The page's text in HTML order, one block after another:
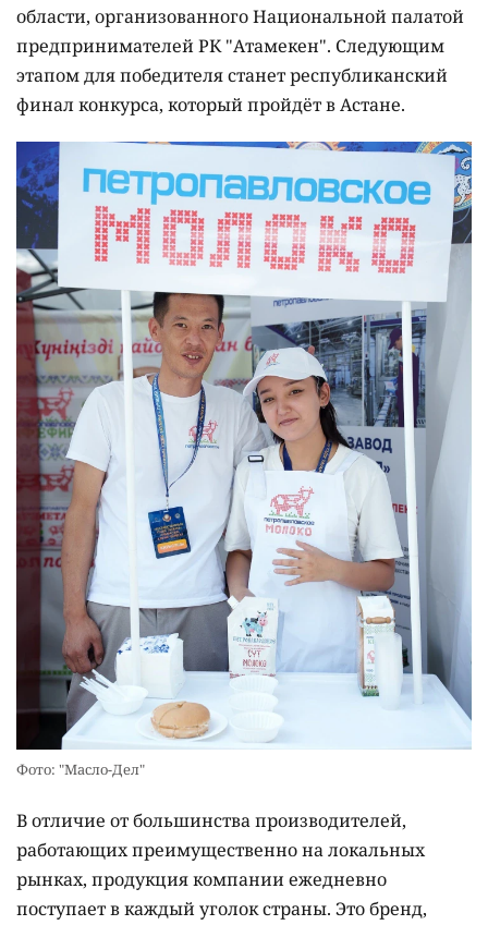
области, организованного Национальной палатой
предпринимателей РК "Атамекен". Следующим
этапом для победителя станет республиканский
финал конкурса, который пройдёт в Астане.
Фото: "Масло-Дел"
В отличие от большинства производителей,
работающих преимущественно на локальных
рынках, продукция компании ежедневно
поступает в каждый уголок страны. Это бренд,